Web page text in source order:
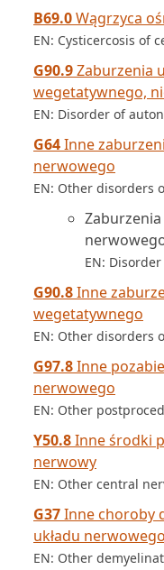
B69.0Wągrzyca
EN: Cysticercosis of
G90.9Zaburzenia
wegetatywnego,
EN: Disorder of
G64Inne
nerwowego
EN: Other disorders
EN:
G90.8Inne
wegetatywnego
EN: Other disorders
G97.8Inne
nerwowego
EN: Other
Y50.8Inne środki
nerwowy
EN: Other central
G37Inne choroby
układu nerwowego
EN: Other